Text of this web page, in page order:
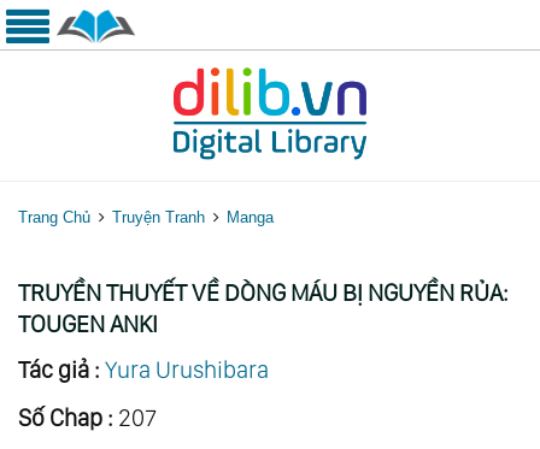
Trang Chủ Truyện Tranh Manga
TRUYỀN THUYẾT VỀ DÒNG MÁU BỊ NGUYỀN RỦA:
TOUGEN ANKI
Tác giả : Yura Urushibara
Số Chap : 207